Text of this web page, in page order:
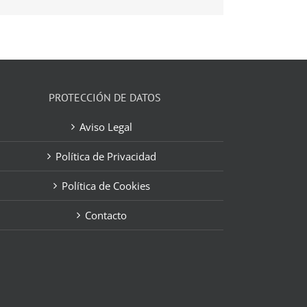
PROTECCIÓN DE DATOS
Aviso Legal
Política de Privacidad
Política de Cookies
Contacto